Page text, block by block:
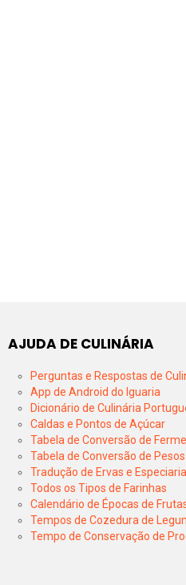
AJUDA DE CULINÁRIA
Perguntas e Respostas de
App de Android do Iguaria
Dicionário de Culinária
Caldas e Pontos de Açúcar
Tabela de Conversão de
Tabela de Conversão de
Tradução de Ervas e
Todos os Tipos de Farinhas
Calendário de Épocas de
Tempos de Cozedura de
Tempo de Conservação de